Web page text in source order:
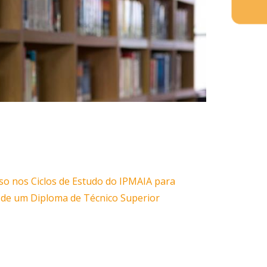
nos Ciclos de Estudo do IPMAIA para
um Diploma de Técnico Superior